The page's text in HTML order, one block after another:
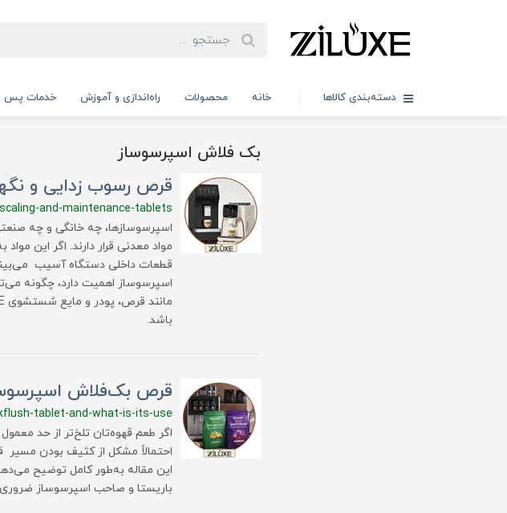
دسته‌بندی کالاها خانه محصولات راه‌اندازی و آموزش خدمات پس
بک فلاش اسپرسوساز
قرص رسوب زدایی و
and-maintenance-tablets
اسپرسوسازها، چه خانگی و چه
مواد معدنی قرار دارند. اگر این
قطعات داخلی دستگاه آسیب
اسپرسوساز اهمیت دارد، چگونه
باشد.
قرص بک‌فلاش
tablet-and-what-is-its-use
اگر طعم قهوه‌تان تلخ‌تر از حد
احتمالاً مشکل از کثیف بودن
این مقاله به‌طور کامل توضیح
باریستا و صاحب اسپرسوساز